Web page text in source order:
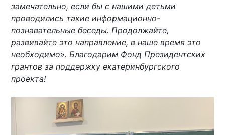
замечательно, если бы с нашими детьми
проводились такие информационно-
познавательные беседы. Продолжайте,
развивайте это направление, в наше время это
необходимо». Благодарим Фонд Президентских
грантов за поддержку екатеринбургского
проекта!